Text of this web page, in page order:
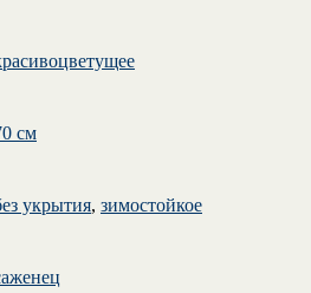
см
укрытия, зимостойкое